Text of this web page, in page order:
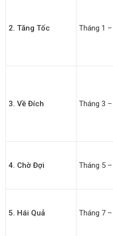
2. Tăng Tốc Tháng 1 –
3. Về Đích Tháng 3
4. Chờ Đợi Tháng 5
5. Hái Quả Tháng 7 –